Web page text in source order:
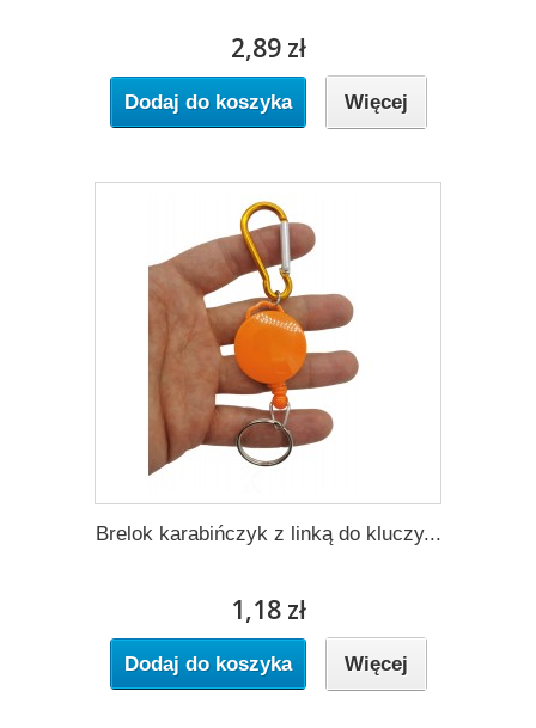
2,89 zł
Dodaj do koszyka Więcej
Brelok karabińczyk z linką do kluczy...
1,18 zł
Dodaj do koszyka Więcej